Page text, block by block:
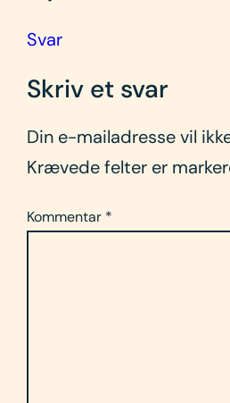
Svar
Skriv et svar
Din e-mailadresse vil
Krævede felter er
Kommentar *